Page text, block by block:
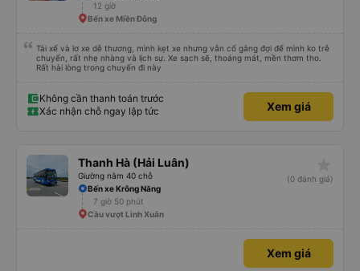
12 giờ
Bến xe Miền Đông
Tài xế và lơ xe dễ thương, mình kẹt xe nhưng vẫn cố gắng đợi để mình ko trễ
chuyến, rất nhẹ nhàng và lịch sự. Xe sạch sẽ, thoáng mát, mền thơm tho.
Rất hài lòng trong chuyến đi này
Không cần thanh toán trước
Xác nhận chỗ ngay lập tức
Xem giá
Thanh Hà (Hải Luân)
Giường nằm 40 chỗ
(0 đánh giá)
Bến xe Krông Năng
7 giờ 50 phút
Cầu vượt Linh Xuân
Xem giá